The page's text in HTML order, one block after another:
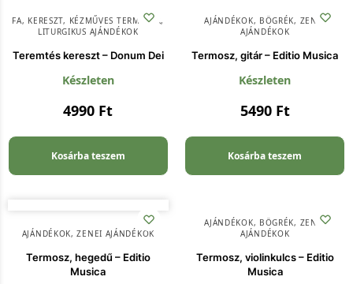
FA, KERESZT, KÉZMŰVES TERMÉKEK,
LITURGIKUS AJÁNDÉKOK
Teremtés kereszt – Donum Dei
Készleten
4990 Ft
Kosárba teszem
AJÁNDÉKOK, BÖGRÉK, ZENEI
AJÁNDÉKOK
Termosz, gitár – Editio Musica
Készleten
5490 Ft
Kosárba teszem
AJÁNDÉKOK,ZENEI AJÁNDÉKOK
Termosz, hegedű – Editio
Musica
AJÁNDÉKOK, BÖGRÉK, ZENEI
AJÁNDÉKOK
Termosz, violinkulcs – Editio
Musica